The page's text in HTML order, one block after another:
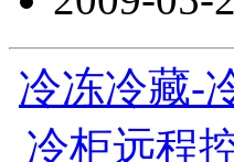
冷冻冷藏-
冷柜远程